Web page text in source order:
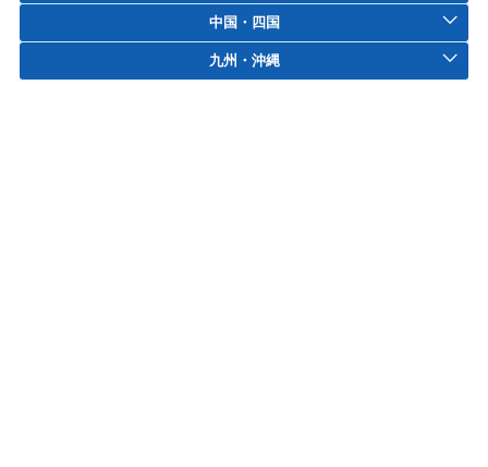
中国・四国
九州・沖縄